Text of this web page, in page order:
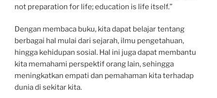
not preparation for life; education is life itself.”
Dengan membaca buku, kita dapat belajar tentang
berbagai hal mulai dari sejarah, ilmu pengetahuan,
hingga kehidupan sosial. Hal ini juga dapat membantu
kita memahami perspektif orang lain, sehingga
meningkatkan empati dan pemahaman kita terhadap
dunia di sekitar kita.